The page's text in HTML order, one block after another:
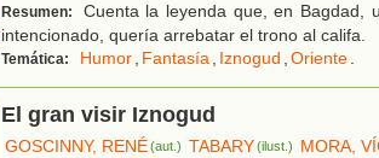
Resumen:
Cuenta la leyenda que, en Bagdad,
intencionado, quería arrebatar el trono al califa.
Temática: Humor, Fantasía, Iznogud ,Oriente.
El gran visir Iznogud
GOSCINNY, RENÉ(aut.) TABARY(ilust.) MORA,